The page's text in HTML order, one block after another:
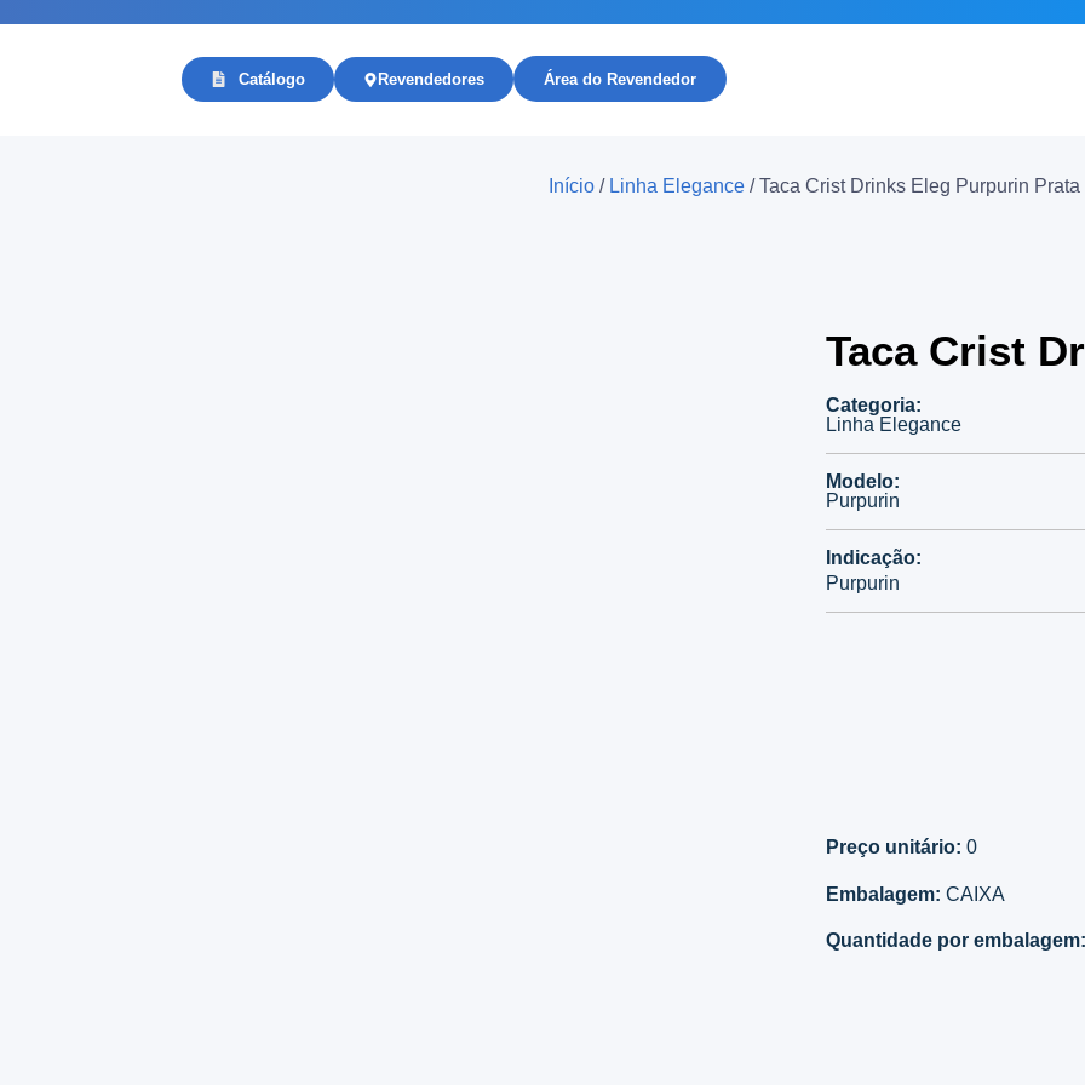
Catálogo Revendedores Área do Revendedor
Início/ Linha Elegance/ Taca Crist Drinks Eleg Purpurin Prata
Taca Crist
Categoria:
Linha Elegance
Modelo:
Purpurin
Indicação:
Purpurin
Preço unitário: 0
Embalagem: CAIXA
Quantidade por embalagem: